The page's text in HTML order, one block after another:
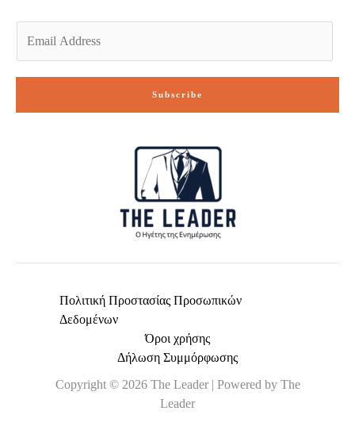
Subscribe
Πολιτική Προστασίας Προσωπικών
Δεδομένων
Όροι χρήσης
Δήλωση Συμμόρφωσης
Copyright © 2026 The Leader | Powered by The
Leader